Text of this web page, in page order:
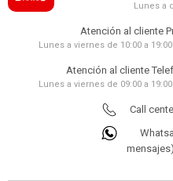
Lunes a
Atención al cliente
Lunes a viernes de 10:00 a
Atención al cliente
Lunes a viernes de 09:00 a
Call
mensajes)